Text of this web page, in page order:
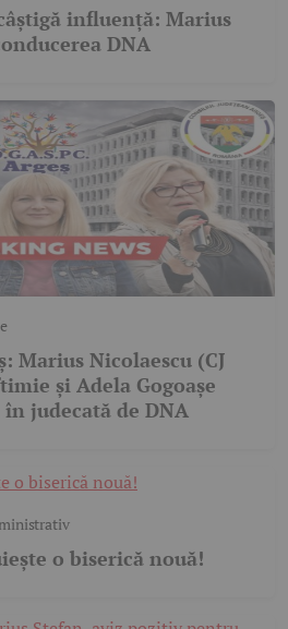
influență: Marius
DNA
Marius Nicolaescu (CJ
și Adela Gogoașe
judecată de DNA
o biserică nouă!